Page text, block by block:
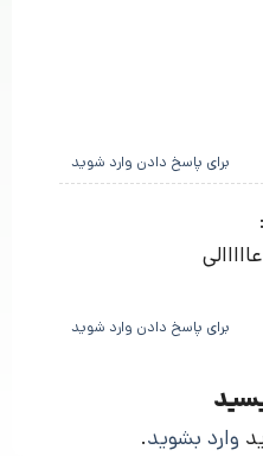
برای پاسخ دادن وارد شوید
برای پاسخ دادن وارد شوید
وارد بشوید.